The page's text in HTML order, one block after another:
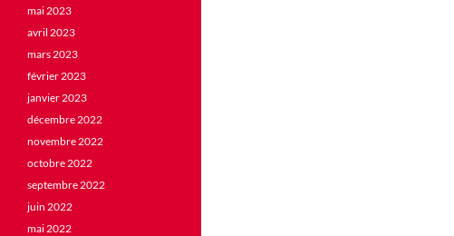
mai 2023
avril 2023
mars 2023
février 2023
janvier 2023
décembre 2022
novembre 2022
octobre 2022
septembre 2022
juin 2022
mai 2022